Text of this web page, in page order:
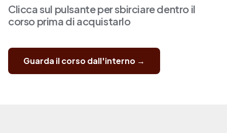
Clicca sul pulsante per sbirciare dentro il
corso prima di acquistarlo
Guarda il corso dall'interno →